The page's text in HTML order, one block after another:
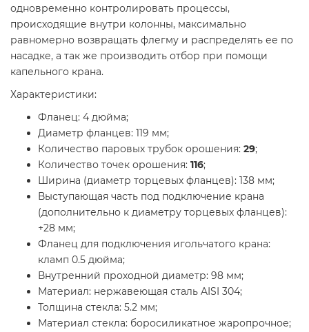
одновременно контролировать процессы,
происходящие внутри колонны, максимально
равномерно возвращать флегму и распределять ее по
насадке, а так же производить отбор при помощи
капельного крана.
Характеристики:
Фланец: 4 дюйма;
Диаметр фланцев: 119 мм;
Количество паровых трубок орошения: 29;
Количество точек орошения: 116;
Ширина (диаметр торцевых фланцев): 138 мм;
Выступающая часть под подключение крана
(дополнительно к диаметру торцевых фланцев):
+28 мм;
Фланец для подключения игольчатого крана:
кламп 0.5 дюйма;
Внутренний проходной диаметр: 98 мм;
Материал: нержавеющая сталь AISI 304;
Толщина стекла: 5.2 мм;
Материал стекла: боросиликатное жаропрочное;